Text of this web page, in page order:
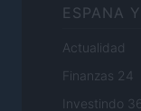
ESPANA
Actualidad
Finanzas 24
Investindo